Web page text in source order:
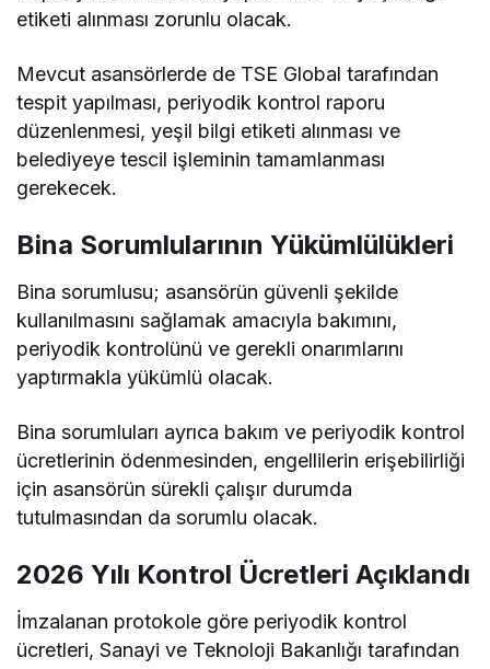
etiketi alınması zorunlu olacak.
Mevcut asansörlerde de TSE Global tarafından
tespit yapılması, periyodik kontrol raporu
düzenlenmesi, yeşil bilgi etiketi alınması ve
belediyeye tescil işleminin tamamlanması
gerekecek.
Bina Sorumlularının Yükümlülükleri
Bina sorumlusu; asansörün güvenli şekilde
kullanılmasını sağlamak amacıyla bakımını,
periyodik kontrolünü ve gerekli onarımlarını
yaptırmakla yükümlü olacak.
Bina sorumluları ayrıca bakım ve periyodik kontrol
ücretlerinin ödenmesinden, engellilerin erişebilirliği
için asansörün sürekli çalışır durumda
tutulmasından da sorumlu olacak.
2026 Yılı Kontrol Ücretleri Açıklandı
İmzalanan protokole göre periyodik kontrol
ücretleri, Sanayi ve Teknoloji Bakanlığı tarafından